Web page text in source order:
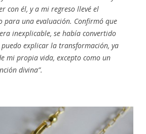
con él, y a mi regreso llevé el
para una evaluación. Confirmó que
inexplicable, se había convertido
explicar la transformación, ya
mi propia vida, excepto como un
divina”.